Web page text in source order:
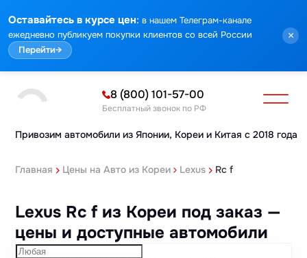
Оставайтесь в курсе цен: в нашем Телеграм-канале
ежедневно публикуем покупки клиентов со всей России
Перейти→
×
Привозим автомобили из Японии, Кореи и Китая с 2018 года
8 (800) 101-57-00
Бесплатный звонок по РФ
Главная Цены на Авто из Кореи Lexus Rc f
Lexus Rc f из Кореи под заказ —
цены и доступные автомобили